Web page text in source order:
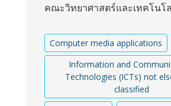
คณะวิทยาศาสตร์และเทคโนโ
Computer media applications
Information and
Technologies (ICTs) not
classified